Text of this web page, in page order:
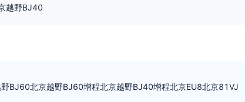
越野BJ40
BJ60北京越野BJ60增程北京越野BJ40增程北京EU8北京81VJ